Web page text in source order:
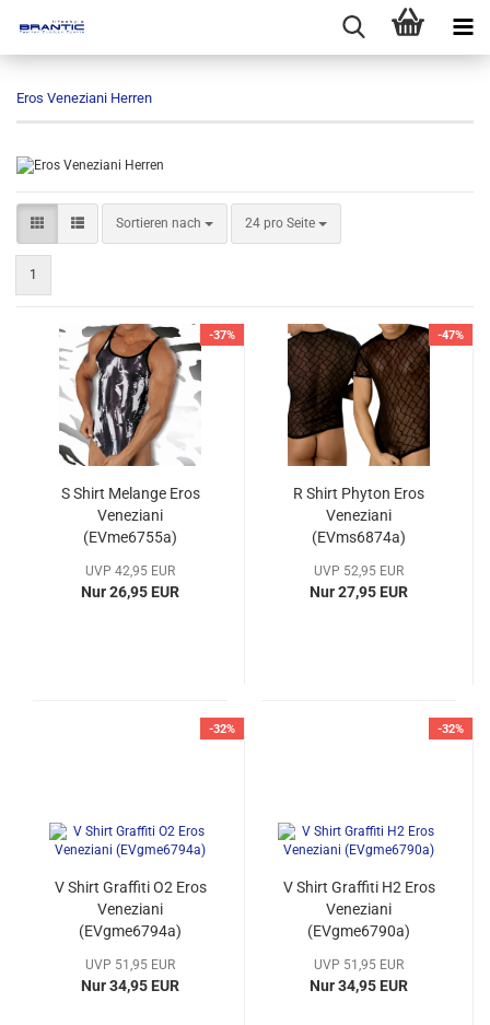
Eros Veneziani Herren
Sortieren nach
Sortieren nach 24 pro Seite
pro Seite
1
-37%
S Shirt Melange Eros
Veneziani
(EVme6755a)
UVP 42,95 EUR
Nur 26,95 EUR
-47%
R Shirt Phyton Eros
Veneziani
(EVms6874a)
UVP 52,95 EUR
Nur 27,95 EUR
-32%
V Shirt Graffiti O2 Eros
Veneziani
(EVgme6794a)
UVP 51,95 EUR
Nur 34,95 EUR
-32%
V Shirt Graffiti H2 Eros
Veneziani
(EVgme6790a)
UVP 51,95 EUR
Nur 34,95 EUR